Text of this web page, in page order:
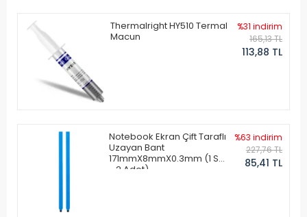
Thermalright HY510 Termal
Macun
%31 indirim
165,13 TL
113,88 TL
Notebook Ekran Çift Taraflı
Uzayan Bant
171mmX8mmX0.3mm (1 Set
- 2 Adet)
%63 indirim
227,76 TL
85,41 TL